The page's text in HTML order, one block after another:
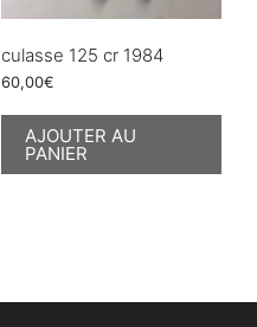
culasse 125 cr 1984
60,00€
AJOUTER AU
PANIER